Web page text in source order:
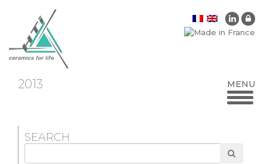
2013
SEARCH
Search